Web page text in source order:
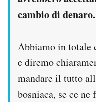
cambio di denaro.
Abbiamo in totale
e diremo
mandare il tutto
bosniaca, se ce